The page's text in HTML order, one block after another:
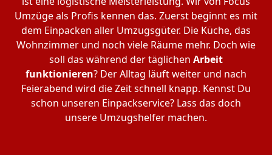
Umzüge als Profis kennen das. Zuerst beginnt es mit
dem Einpacken aller Umzugsgüter. Die Küche, das
Wohnzimmer und noch viele Räume mehr. Doch wie
soll das während der täglichen Arbeit
funktionieren? Der Alltag läuft weiter und nach
Feierabend wird die Zeit schnell knapp. Kennst Du
schon unseren Einpackservice? Lass das doch
unsere Umzugshelfer machen.